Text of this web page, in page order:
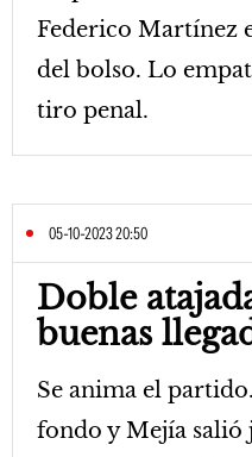
Federico Martínez
del bolso. Lo
tiro penal.
05-10-2023 20:50
Doble
buenas
Se anima el
fondo y Mejía salió